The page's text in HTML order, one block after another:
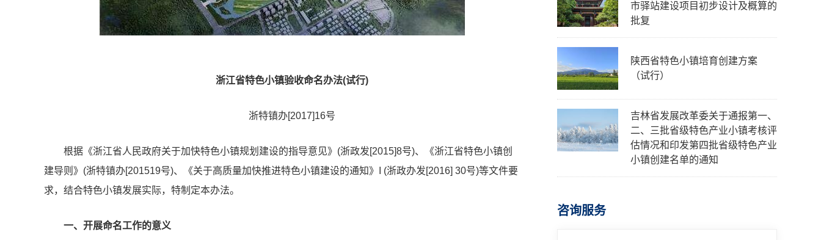
浙江省特色小镇验收命名办法(试行)
浙特镇办[2017]16号
根据《浙江省人民政府关于加快特色小镇规划 建设的指导意见》(浙政发[2015]8号)、《浙江省特色小镇创
建导则》(浙特镇办[201519号)、《关于高质量加快推进特色小镇建设的通知》I (浙政办发[2016] 30号)等文件要
求，结合特色小镇发展实际，特制定本办法。
一、开展命名工作的意义
市驿站建设项目初步设计及概算的
批复
陕西省特色小镇培育创建方案
（试行）
吉林省发展改革委关于通报第一、
二、三批省级特色产业小镇考核评
估情况和印发第四批省级特色产业
小镇创建名单的通知
咨询服务